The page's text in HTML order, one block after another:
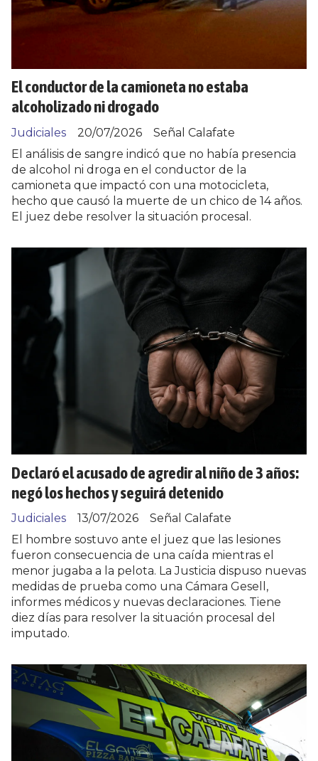
El conductor de la camioneta no estaba
alcoholizado ni drogado
Señal Calafate
Judiciales
20/07/2026
El análisis de sangre indicó que no había presencia
de alcohol ni droga en el conductor de la
camioneta que impactó con una motocicleta,
hecho que causó la muerte de un chico de 14 años.
El juez debe resolver la situación procesal.
Declaró el acusado de agredir al niño de 3 años:
negó los hechos y seguirá detenido
Señal Calafate
Judiciales
13/07/2026
El hombre sostuvo ante el juez que las lesiones
fueron consecuencia de una caída mientras el
menor jugaba a la pelota. La Justicia dispuso nuevas
medidas de prueba como una Cámara Gesell,
informes médicos y nuevas declaraciones. Tiene
diez días para resolver la situación procesal del
imputado.